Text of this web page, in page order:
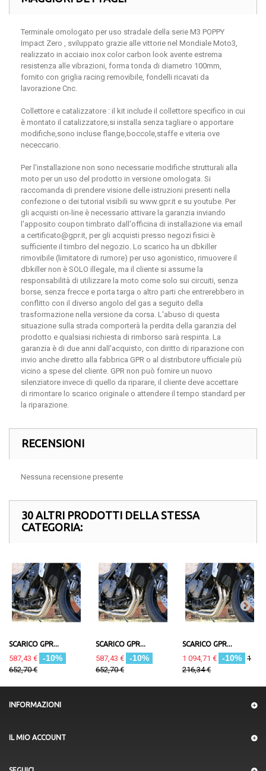
Terminale omologato per uso stradale della serie M3 POPPY
Impact Zero , sviluppato grazie alle vittorie nel Mondiale Moto3,
realizzato in acciaio inox color carbon look avente estrema
resistenza alle vibrazioni, forma tonda di diametro 100mm,
fornito con griglia racing removibile, fondelli ricavati da
lavorazione Cnc.
Collettore e catalizzatore : il kit include il collettore specifico in cui
è montato il catalizzatore,si installa senza tagliare o apportare
modifiche,sono incluse flange,boccole,staffe e viteria ove
nececcario.
Per l'installazione non sono necessarie modifiche strutturali alla
moto per un uso del prodotto in versione omologata. Si
raccomanda di prendere visione delle istruzioni presenti nella
confezione o dei tutorial visibili su www.gpr.it e su youtube. Per
gli acquisti on-line è necessario attivare la garanzia inviando
l'apposito coupon timbrato dall'officina di installazione via email
a certificato@gpr.it, per gli acquisti presso negozi fisici è
sufficiente il timbro del negozio. Lo scarico ha un dbkiller
rimovibile (limitatore di rumore) per uso agonistico, rimuovere il
dbkiller non è SOLO illegale, ma il cliente si assume la
responsabilità di utilizzare la moto come solo sui circuiti, senza
borse, senza frecce e porta targa o altro parti che entrerebbero in
conflitto con il diverso angolo del gas a seguito della
trasformazione nella versione da corsa. L'abuso di questa
situazione sulla strada comporterà la perdita della garanzia del
prodotto e qualsiasi richiesta di rimborso sarà respinta. La
garanzia è di due anni dall'acquisto, con diritto di riparazione con
invio anche diretto alla fabbrica GPR o al distributore ufficiale più
vicino a spese del cliente. GPR non può fornire un nuovo
silenziatore invece di quello da riparare, il cliente deve accettare
di rimontare lo scarico originale o attendere il tempo standard per
la riparazione.
RECENSIONI
Nessuna recensione presente
30 ALTRI PRODOTTI DELLA STESSA
CATEGORIA:
SCARICO GPR...
587,43 € -10%
652,70 €
SCARICO GPR...
587,43 € -10%
652,70 €
SCARICO GPR...
1 094,71 € -10% 1
216,34 €
INFORMAZIONI
IL MIO ACCOUNT